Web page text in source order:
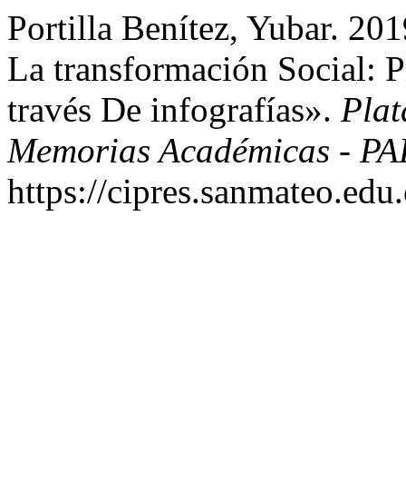
Portilla Benítez, Yubar.
La transformación Social:
través De infografías».
Memorias Académicas -
https://